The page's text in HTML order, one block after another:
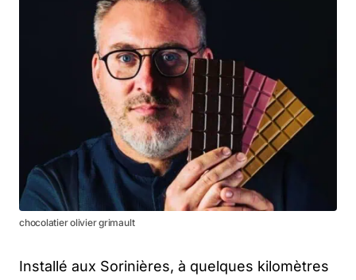
chocolatier olivier grimault
Installé aux Sorinières, à quelques kilomètres